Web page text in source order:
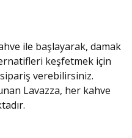
ile başlayarak, damak
keşfetmek için
verebilirsiniz.
Lavazza, her kahve